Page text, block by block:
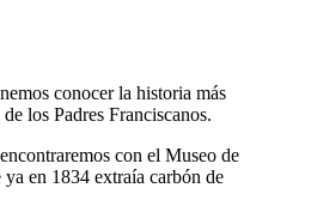
conocer la historia más
los Padres Franciscanos.
con el Museo de
en 1834 extraía carbón de